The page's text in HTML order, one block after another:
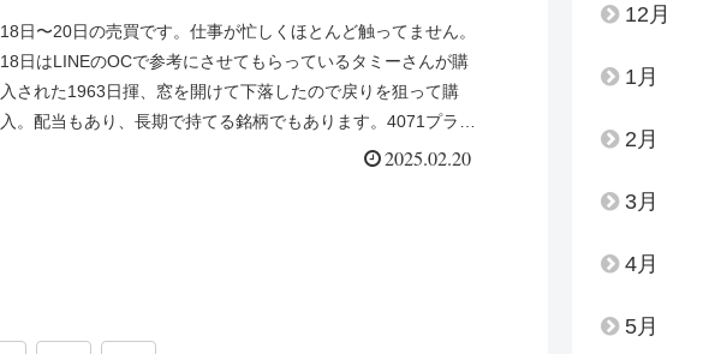
18日〜20日の売買です。仕事が忙しくほとんど触ってません。
18日はLINEのOCで参考にさせてもらっているタミーさんが購
入された1963日揮、窓を開けて下落したので戻りを狙って購
入。配当もあり、長期で持てる銘柄でもあります。4071プラ
2025.02.20
12月
1月
2月
3月
4月
5月